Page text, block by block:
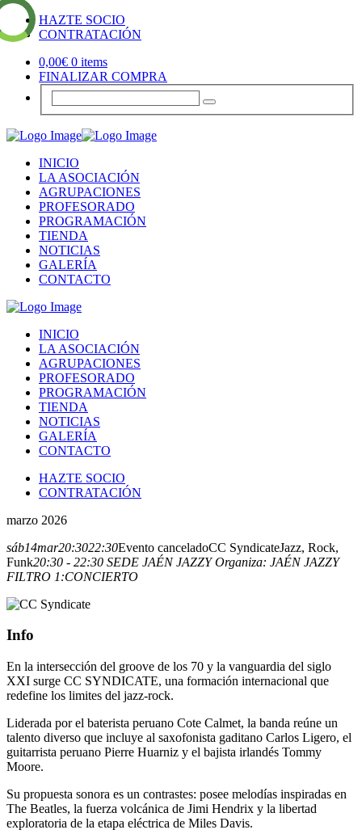
HAZTE SOCIO
CONTRATACIÓN
0,00€ 0 items
FINALIZAR COMPRA
INICIO
LA ASOCIACIÓN
AGRUPACIONES
PROFESORADO
PROGRAMACIÓN
TIENDA
NOTICIAS
GALERÍA
CONTACTO
INICIO
LA ASOCIACIÓN
AGRUPACIONES
PROFESORADO
PROGRAMACIÓN
TIENDA
NOTICIAS
GALERÍA
CONTACTO
HAZTE SOCIO
CONTRATACIÓN
marzo 2026
sáb14mar20:3022:30Evento canceladoCC SyndicateJazz, Rock,
Funk20:30 - 22:30 SEDE JAÉN JAZZY Organiza: JAÉN JAZZY
FILTRO 1:CONCIERTO
Info
En la intersección del groove de los 70 y la vanguardia del siglo
XXI surge CC SYNDICATE, una formación internacional que
redefine los limites del jazz-rock.
Liderada por el baterista peruano Cote Calmet, la banda reúne un
talento diverso que incluye al saxofonista gaditano Carlos Ligero, el
guitarrista peruano Pierre Huarniz y el bajista irlandés Tommy
Moore.
Su propuesta sonora es un contrastes: posee melodías inspiradas en
The Beatles, la fuerza volcánica de Jimi Hendrix y la libertad
exploratoria de la etapa eléctrica de Miles Davis.